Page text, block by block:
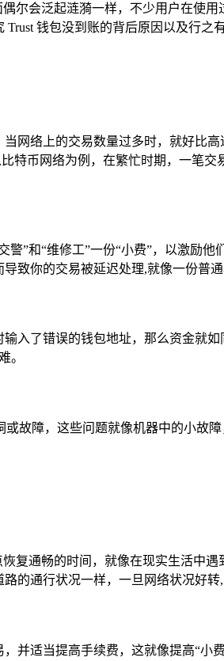
尔会泛起涟漪一样，不少用户在使
钱包没到账的背后原因以及行之
网络上的交易数量过多时，就好比
特币网络为例，在繁忙时期，一笔
”和“维修工”一份“小费”，以激励
致你的交易被延迟处理,就像一份普通
入了错误的钱包地址，那么资金就
。
故障，这些问题就像机器中的小故
复通畅的时间，就像在现实生活中
的通行状况一样，一旦网络状况好转
并适当提高手续费，这就像提高“小